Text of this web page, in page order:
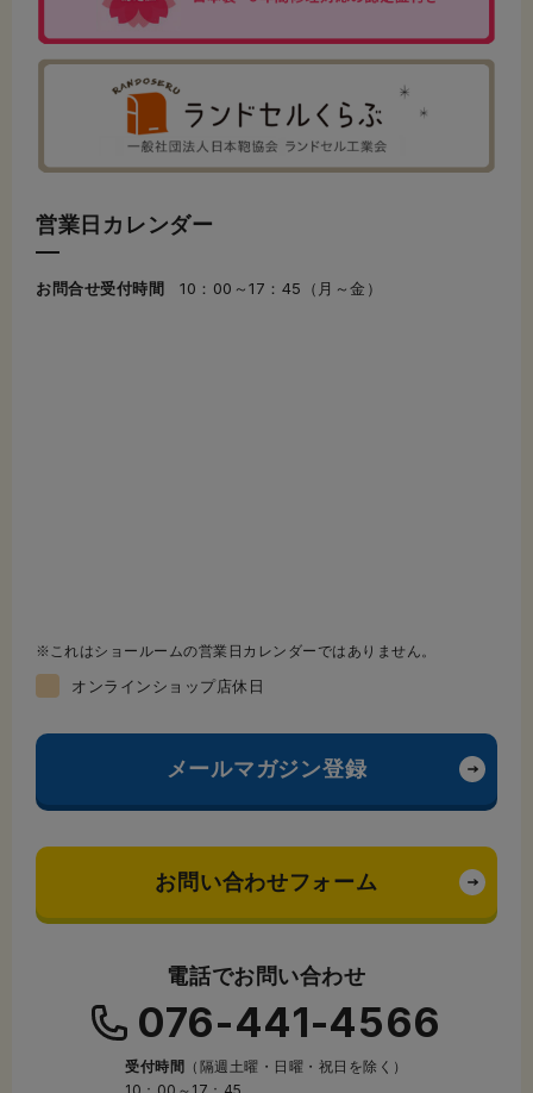
営業日カレンダー
お問合せ受付時間 10：00～17：45（月～金）
これはショールームの営業日カレンダーではありません。
オンラインショップ店休日
メールマガジン登録
お問い合わせフォーム
電話でお問い合わせ
076-441-4566
受付時間
（隔週土曜・日曜・祝日を除く）